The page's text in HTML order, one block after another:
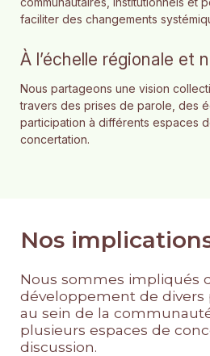
faciliter des changements
À l’échelle régionale et
Nous partageons une vision
travers des prises de parole, des
participation à différents espaces
concertation.
Nos
Nous sommes impliqués
développement de divers
au sein de la
plusieurs espaces de
discussion.